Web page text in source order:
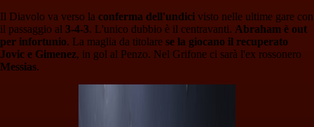
Il Diavolo va verso la conferma dell'undici visto nelle ultime gare con
il passaggio al 3-4-3. L'unico dubbio è il centravanti. Abraham è out
per infortunio. La maglia da titolare se la giocano il recuperato
Jovic e Gimenez, in gol al Penzo. Nel Grifone ci sarà l'ex rossonero
Messias.